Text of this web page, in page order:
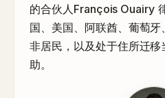
的合伙人François Ouairy
国、美国、阿联酋、葡萄
非居民，以及处于住所迁
助。